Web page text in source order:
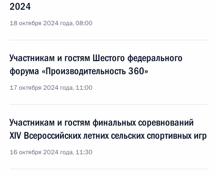
2024
18 октября 2024 года, 08:00
Участникам и гостям Шестого федерального
форума «Производительность 360»
17 октября 2024 года, 11:00
Участникам и гостям финальных соревнований
XIV Всероссийских летних сельских спортивных игр
16 октября 2024 года, 11:30